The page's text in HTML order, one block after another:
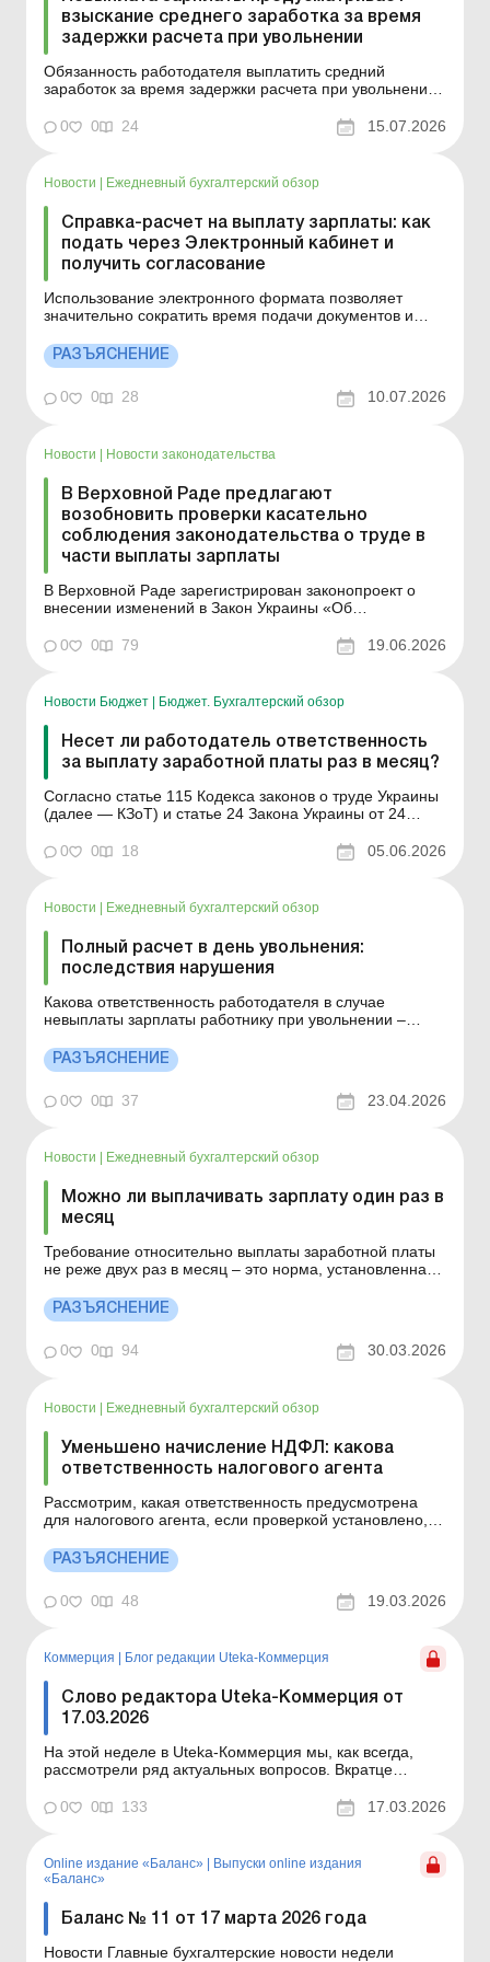
взыскание среднего заработка за время
задержки расчета при увольнении
Обязанность работодателя выплатить средний
заработок за время задержки расчета при увольнении
причитающихся уволенному работнику сумм в сроки,
определенные ст. 116 КЗоТ. Детали см. ниже. Больше
электронной форме: э...
0 0 24 15.07.2026
Новости Ежедневный бухгалтерский обзор
Справка-расчет на выплату зарплаты: как
подать через Электронный кабинет и
получить согласование
Использование электронного формата позволяет
значительно сократить время подачи документов и
см. ниже. Больше по теме: Как уплатить налоги через
Электронный кабинет? Регистрация и статус налоговой
накладной в Электронном кабинете Как получать док...
РАЗЪЯСНЕНИЕ
0 0 28 10.07.2026
Новости | Новости законодательства
В Верховной Раде предлагают
возобновить проверки касательно
соблюдения законодательства о труде в
части выплаты зарплаты
В Верховной Раде зарегистрирован законопроект о
внесении изменений в Закон Украины «Об
положения» относительно восстановления
внеплановых мероприятий государственного надзора
части вып...
0 0 79 19.06.2026
Новости Бюджет | Бюджет. Бухгалтерский обзор
Несет ли работодатель ответственность
за выплату заработной платы раз в месяц?
Согласно статье 115 Кодекса законов о труде Украины
(далее — КЗоТ) и статье 24 Закона Украины от 24
заработная плата выплачивается работникам
регулярно в рабочие дни в сроки, установленные
0 0 18 05.06.2026
Новости Ежедневный бухгалтерский обзор
Полный расчет в день увольнения:
последствия нарушения
Какова ответственность работодателя в случае
невыплаты зарплаты работнику при увольнении –
увольнении в связи с установлением несоответствия
занимаемой должности по результатам испытания
Приказ об увольнении в связи с переводом работни...
РАЗЪЯСНЕНИЕ
0 0 37 23.04.2026
Новости Ежедневный бухгалтерский обзор
Можно ли выплачивать зарплату один раз в
месяц
Требование относительно выплаты заработной платы
не реже двух раз в месяц – это норма, установленная
соблюдать. Больше по теме: Марафон «Зарплата и
кадры – 2026» Несвоевременная выплата зарплаты:
РАЗЪЯСНЕНИЕ
0 0 94 30.03.2026
Новости | Ежедневный бухгалтерский обзор
Уменьшено начисление НДФЛ: какова
ответственность налогового агента
Рассмотрим, какая ответственность предусмотрена
для налогового агента, если проверкой установлено,
начислена и удержана уменьшенная сумма НДФЛ.
Больше по теме: Сроки уплаты НДФЛ, ВС и ЕСВ
Ставки НДФЛ в зависимости от вида дохода Какая
ответственно...
РАЗЪЯСНЕНИЕ
0 0 48 19.03.2026
Коммерция Блог редакции Uteka-Коммерция
Слово редактора Uteka-Коммерция от
17.03.2026
На этой неделе в Uteka-Коммерция мы, как всегда,
рассмотрели ряд актуальных вопросов. Вкратце
этой неделе в Uteka-Коммерция. Уважаемые коллеги!
Вкратце ознакомлю вас с темами статей,
Санкции за невыпо...
0 0 133 17.03.2026
Online издание «Баланс»
Выпуски online издания
«Баланс»
Баланс № 11 от 17 марта 2026 года
Новости Главные бухгалтерские новости недели